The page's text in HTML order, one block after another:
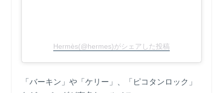
Hermès(@hermes)がシェアした投稿
「バーキン」や「ケリー」、「ピコタンロック」